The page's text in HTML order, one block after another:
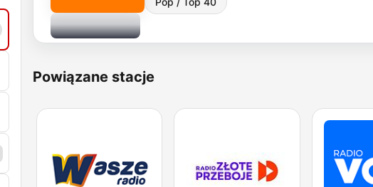
Powiązane stacje